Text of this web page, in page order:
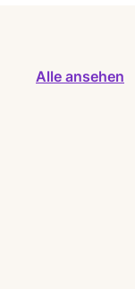
Alle ansehen